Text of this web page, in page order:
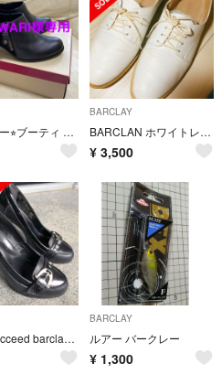
バークレー⭐︎ブーティ 23.5㎝
BARCLAY
BARCLAN ホワイトレースアップシューズ
¥ 3,500
美品！succeed barclay 天然皮革パンプス 23cm
BARCLAY
ルアー バークレー
¥ 1,300